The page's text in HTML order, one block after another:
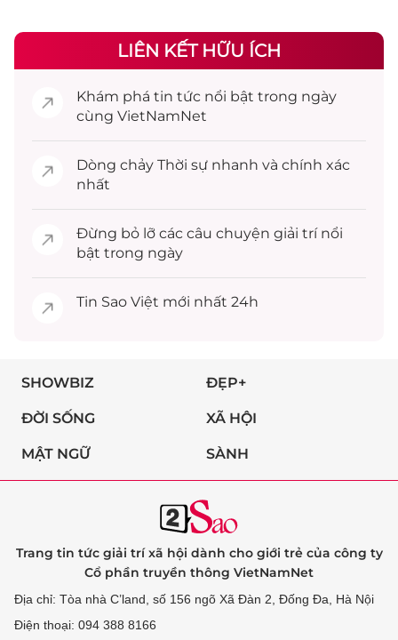
LIÊN KẾT HỮU ÍCH
Khám phá tin tức nổi bật trong ngày
cùng VietNamNet
Dòng chảy Thời sự nhanh và chính xác
nhất
Đừng bỏ lỡ các câu chuyện giải trínổi
bật trong ngày
Tin Sao Việt mới nhất 24h
SHOWBIZ ĐẸP+
ĐỜI SỐNG XÃ HỘI
MẬT NGỮ SÀNH
Trang tin tức giải trí xã hội dành cho giới trẻ của công ty
Cổ phần truyền thông VietNamNet
Địa chỉ: Tòa nhà C’land, số 156 ngõ Xã Đàn 2, Đống Đa, Hà Nội
Điện thoại: 094 388 8166